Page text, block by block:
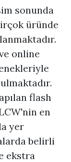
sonunda
üründe
online
flash
en
yer
belirli
ekstra